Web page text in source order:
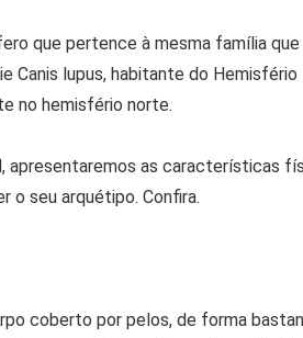
que pertence à mesma família
Canis lupus, habitante do
no hemisfério norte.
apresentaremos as características
o seu arquétipo. Confira.
coberto por pelos, de forma